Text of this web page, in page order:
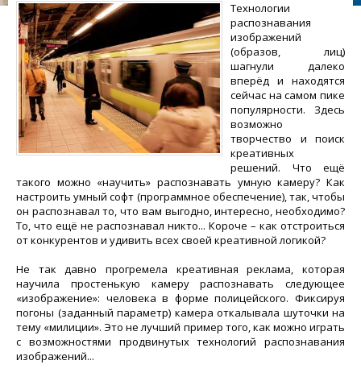
Технологии
распознавания
изображений
(образов, лиц)
шагнули далеко
вперёд и находятся
сейчас на самом пике
популярности. Здесь
возможно
творчество и поиск
креативных
решений. Что ещё
такого можно «научить» распознавать умную камеру? Как
настроить умный софт (программное обеспечение), так, чтобы
он распознавал то, что вам выгодно, интересно, необходимо?
То, что ещё не распознавал никто... Короче – как отстроиться
от конкурентов и удивить всех своей креативной логикой?
Не так давно прогремела креативная реклама, которая
научила простенькую камеру распознавать следующее
«изображение»: человека в форме полицейского. Фиксируя
погоны (заданный параметр) камера откалывала шуточки на
тему «милиции». Это не лучший пример того, как можно играть
с возможностями продвинутых технологий распознавания
изображений...